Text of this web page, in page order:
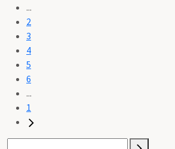
...
2
3
4
5
6
...
1